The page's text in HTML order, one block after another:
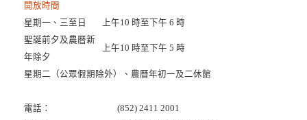
開放時間
星期一、三至日
上午10 時至下午 6 時
聖誕前夕及農曆新
年除夕
上午10 時至下午 5 時
星期二（公眾假期除外）、農曆年初一及二休館
電話：
(852) 2411 2001